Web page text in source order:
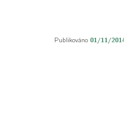
Publikováno 01/11/